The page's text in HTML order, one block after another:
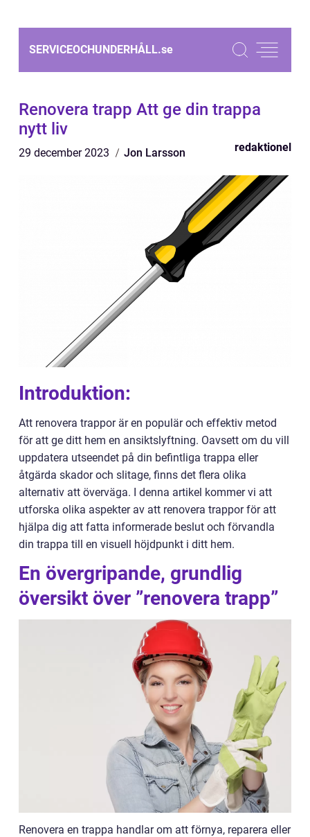
SERVICEOCHUNDERHÅLL.se
Renovera trapp Att ge din trappa
nytt liv
29 december 2023 Jon Larsson redaktionel
Introduktion:
Att renovera trappor är en populär och effektiv metod
för att ge ditt hem en ansiktslyftning. Oavsett om du vill
uppdatera utseendet på din befintliga trappa eller
åtgärda skador och slitage, finns det flera olika
alternativ att överväga. I denna artikel kommer vi att
utforska olika aspekter av att renovera trappor för att
hjälpa dig att fatta informerade beslut och förvandla
din trappa till en visuell höjdpunkt i ditt hem.
En övergripande, grundlig
översikt över ”renovera trapp”
Renovera en trappa handlar om att förnya, reparera eller